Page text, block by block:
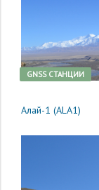
GNSS CТАНЦИИ
Алай-1 (ALA1)